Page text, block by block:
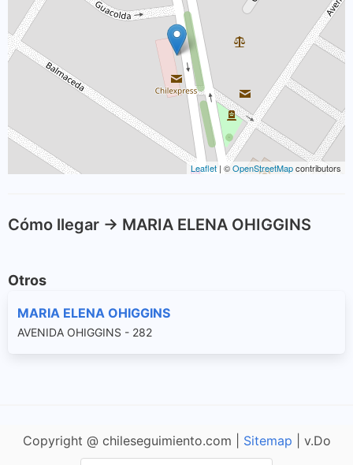
Leaflet | ©OpenStreetMapcontributors
Cómo llegar -> MARIA ELENA OHIGGINS
Otros
MARIA ELENA OHIGGINS
AVENIDA OHIGGINS - 282
Copyright @ chileseguimiento.com | Sitemap | v.Do